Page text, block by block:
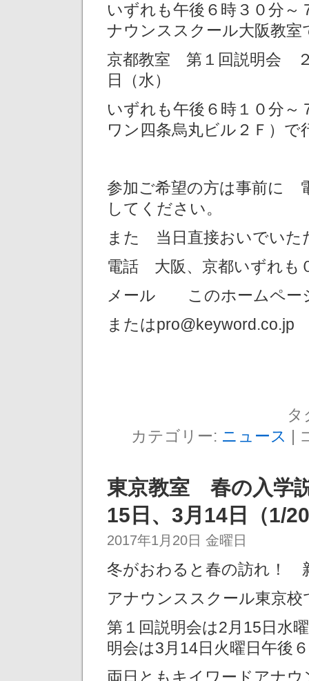
いずれも午後６時３０分
ナウンススクール大阪教室
京都教室 第１回説明会
日（水）
いずれも午後６時１０分
ワン四条烏丸ビル２Ｆ）で
参加ご希望の方は事前に
してください。
また 当日直接おいでいた
電話 大阪、京都いずれも
メール このホームペー
またはpro@keyword.co.jp
タ
カテゴリー: ニュース |
東京教室 春の入学
15日、3月14日（1/
2017年1月20日 金曜日
冬がおわると春の訪れ！
アナウンススクール東京
第１回説明会は2月15日水
明会は3月14日火曜日午後
両日ともキイワードアナ